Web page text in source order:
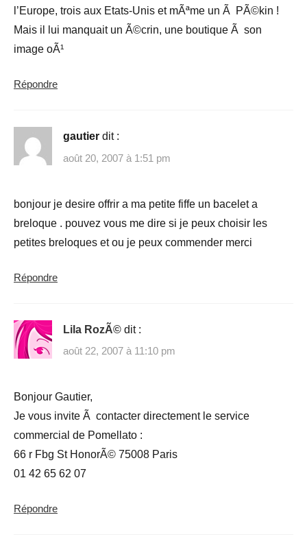
l’Europe, trois aux Etats-Unis et mÃªme un Ã PÃ©kin !
Mais il lui manquait un Ã©crin, une boutique Ã son
image oÃ¹
Répondre
gautier dit :
août 20, 2007 à 1:51 pm
bonjour je desire offrir a ma petite fiffe un bacelet a
breloque . pouvez vous me dire si je peux choisir les
petites breloques et ou je peux commender merci
Répondre
Lila RozÃ© dit :
août 22, 2007 à 11:10 pm
Bonjour Gautier,
Je vous invite Ã contacter directement le service
commercial de Pomellato :
66 r Fbg St HonorÃ© 75008 Paris
01 42 65 62 07
Répondre